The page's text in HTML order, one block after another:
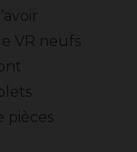
VR neufs
pièces